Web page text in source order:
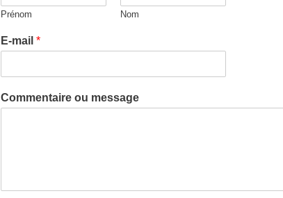
Prénom Nom
E-mail *
Commentaire ou message